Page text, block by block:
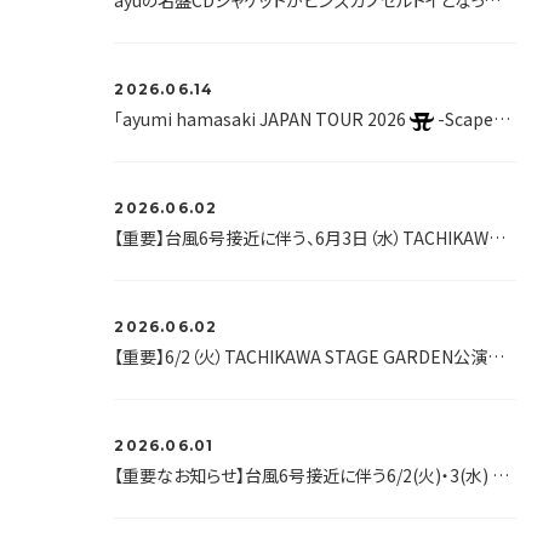
2026.06.14
「ayumi hamasaki JAPAN TOUR 2026 -Scapegoat-」開催記念、浜崎あゆみオリジナルラベル缶ayu缶第２弾 が、大好評につき全国のサントリー自販機で再販決定！
2026.06.02
【重要】台風6号接近に伴う、6月3日（水）TACHIKAWA STAGE GARDEN公演の開催について
2026.06.02
【重要】6/2（火）TACHIKAWA STAGE GARDEN公演開催のご案内
2026.06.01
【重要なお知らせ】台風6号接近に伴う6/2(火)・3(水) 立川公演の開催について